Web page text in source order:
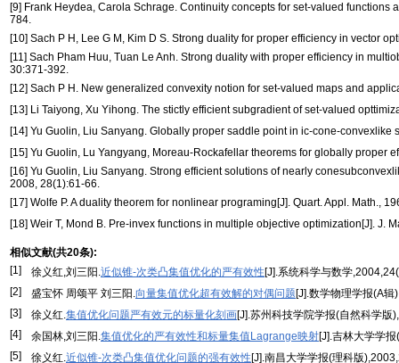
[9] Frank Heydea, Carola Schrage. Continuity concepts for set-valued
784.
[10] Sach P H, Lee G M, Kim D S. Strong duality for proper efficiency in vector
[11] Sach Pham Huu, Tuan Le Anh. Strong duality with proper efficiency in
30:371-392.
[12] Sach P H. New generalized convexity notion for set-valued maps and
[13] Li Taiyong, Xu Yihong. The stictly efficient subgradient of set-valued
[14] Yu Guolin, Liu Sanyang. Globally proper saddle point in ic-cone-
[15] Yu Guolin, Lu Yangyang, Moreau-Rockafellar theorems for globally proper
[16] Yu Guolin, Liu Sanyang. Strong efficient solutions of nearly
2008, 28(1):61-66.
[17] Wolfe P. A duality theorem for nonlinear programing[J]. Quart. Appl. Math.,
[18] Weir T, Mond B. Pre-invex functions in multiple objective optimization[J]. J.
相似文献(共20条):
[1]
徐义红,刘三阳.近似锥-次类凸集值优化的严有效性[J].系统科学与数学
[2]
盛宝怀 周颂平 刘三阳.向量集值优化超有效解的对偶问题[J].数学物理学报(A
[3]
徐义红.集值优化问题严有效元的标量化刻画[J].苏州科技学院学报(自然科学版
[4]
余国林,刘三阳.集值优化的严有效性和标量集值Lagrange映射[J].吉林大学学
[5]
徐义红.近似锥-次类凸集值优化问题的强有效性[J].南昌大学学报(理科版